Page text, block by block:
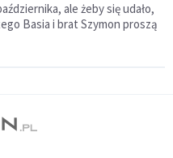
ale żeby się udało,
Basia i brat Szymon proszą